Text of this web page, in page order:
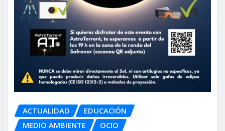
ACTUALIDAD
EDUCACIÓN
MEDIO AMBIENTE
OCIO